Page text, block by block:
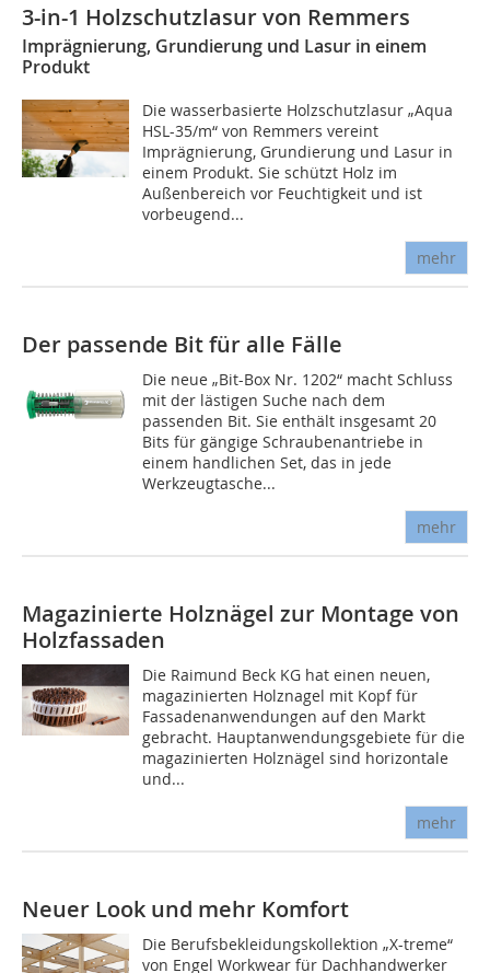
3-in-1 Holzschutzlasur von Remmers
Imprägnierung, Grundierung und Lasur in einem
Produkt
Die wasserbasierte Holzschutzlasur „Aqua
HSL-35/m“ von Remmers vereint
Imprägnierung, Grundierung und Lasur in
einem Produkt. Sie schützt Holz im
Außenbereich vor Feuchtigkeit und ist
vorbeugend...
mehr
Der passende Bit für alle Fälle
Die neue „Bit-Box Nr. 1202“ macht Schluss
mit der lästigen Suche nach dem
passenden Bit. Sie enthält insgesamt 20
Bits für gängige Schraubenantriebe in
einem handlichen Set, das in jede
Werkzeugtasche...
mehr
Magazinierte Holznägel zur Montage von
Holzfassaden
Die Raimund Beck KG hat einen neuen,
magazinierten Holznagel mit Kopf für
Fassadenanwendungen auf den Markt
gebracht. Hauptanwendungsgebiete für die
magazinierten Holznägel sind horizontale
und...
mehr
Neuer Look und mehr Komfort
Die Berufsbekleidungskollektion „X-treme“
von Engel Workwear für Dachhandwerker